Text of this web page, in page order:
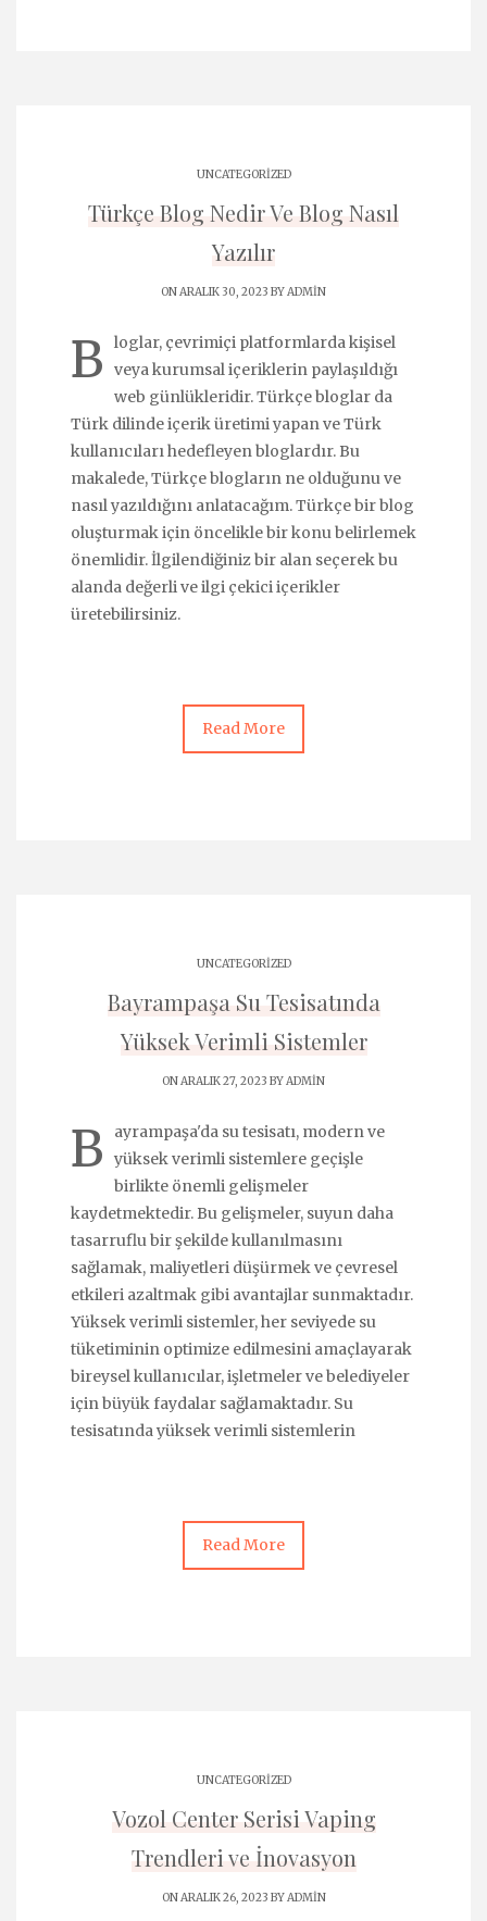
UNCATEGORIZED
Türkçe Blog Nedir Ve Blog Nasıl
Yazılır
ON ARALIK 30, 2023 BYADMIN
B
loglar, çevrimiçi platformlarda kişisel
veya kurumsal içeriklerin paylaşıldığı
web günlükleridir. Türkçe bloglar da
Türk dilinde içerik üretimi yapan ve Türk
kullanıcıları hedefleyen bloglardır. Bu
makalede, Türkçe blogların ne olduğunu ve
nasıl yazıldığını anlatacağım. Türkçe bir blog
oluşturmak için öncelikle bir konu belirlemek
önemlidir. İlgilendiğiniz bir alan seçerek bu
alanda değerli ve ilgi çekici içerikler
üretebilirsiniz.
Read More
UNCATEGORIZED
Bayrampaşa Su Tesisatında
Yüksek Verimli Sistemler
ON ARALIK 27, 2023 BYADMIN
B
ayrampaşa'da su tesisatı, modern ve
yüksek verimli sistemlere geçişle
birlikte önemli gelişmeler
kaydetmektedir. Bu gelişmeler, suyun daha
tasarruflu bir şekilde kullanılmasını
sağlamak, maliyetleri düşürmek ve çevresel
etkileri azaltmak gibi avantajlar sunmaktadır.
Yüksek verimli sistemler, her seviyede su
tüketiminin optimize edilmesini amaçlayarak
bireysel kullanıcılar, işletmeler ve belediyeler
için büyük faydalar sağlamaktadır. Su
tesisatında yüksek verimli sistemlerin
Read More
UNCATEGORIZED
Vozol Center Serisi Vaping
Trendleri ve İnovasyon
ON ARALIK 26, 2023 BYADMIN